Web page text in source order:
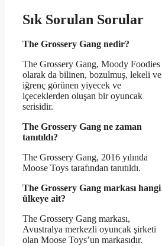
Sık Sorulan Sorular
The Grossery Gang nedir?
The Grossery Gang, Moody Foodies
olarak da bilinen, bozulmuş, lekeli ve
iğrenç görünen yiyecek ve
içeceklerden oluşan bir oyuncak
serisidir.
The Grossery Gang ne zaman
tanıtıldı?
The Grossery Gang, 2016 yılında
Moose Toys tarafından tanıtıldı.
The Grossery Gang markası hangi
ülkeye ait?
The Grossery Gang markası,
Avustralya merkezli oyuncak şirketi
olan Moose Toys’un markasıdır.